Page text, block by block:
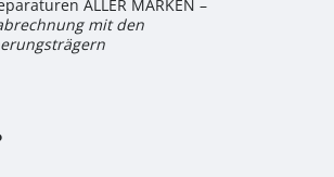
ALLER MARKEN –
mit den